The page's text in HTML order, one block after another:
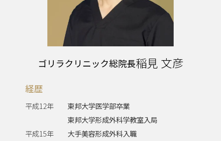
ゴリラクリニック総院長稲見 文彦
経歴
平成12年
東邦大学医学部卒業
東邦大学形成外科学教室入局
平成15年
大手美容形成外科入職